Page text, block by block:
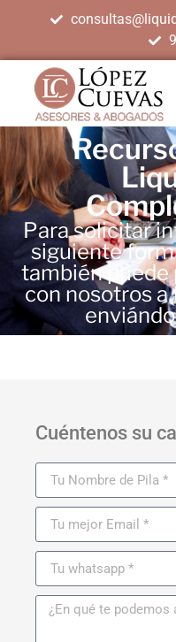
Para solicitar
siguiente
también puede
con nosotros
Cuéntenos su